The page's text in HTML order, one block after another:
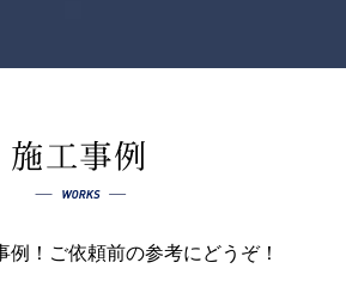
例！ご依頼前の参考にどうぞ！